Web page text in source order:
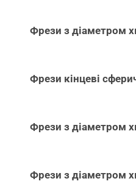
Фрези з діаметром
Фрези кінцеві
Фрези з діаметром
Фрези з діаметром